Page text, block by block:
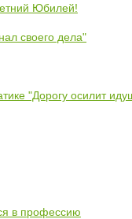
Юбилей!
своего дела"
"Дорогу осилит
в профессию